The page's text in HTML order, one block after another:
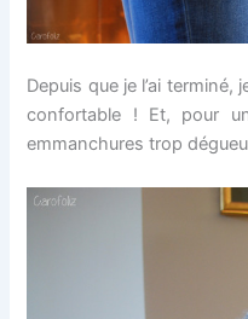
Depuis que je l’ai
confortable ! Et, pour
emmanchures trop